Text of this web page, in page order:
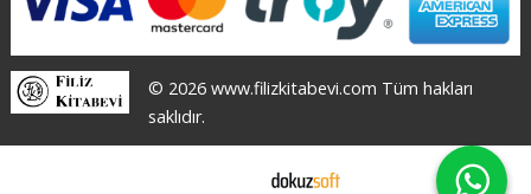
© 2026 www.filizkitabevi.com Tüm hakları
saklıdır.